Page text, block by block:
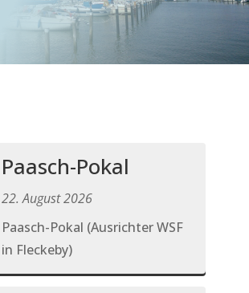
Paasch-Pokal
22. August 2026
Paasch-Pokal (Ausrichter WSF
in Fleckeby)